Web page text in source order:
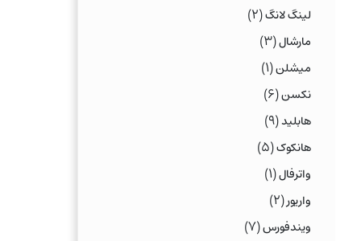
لینگ لانگ(۲)
مارشال(۳)
میشلن(۱)
نکسن(۶)
هابلید(۹)
هانکوک(۵)
واترفال(۱)
واریور(۲)
ویندفورس(۷)